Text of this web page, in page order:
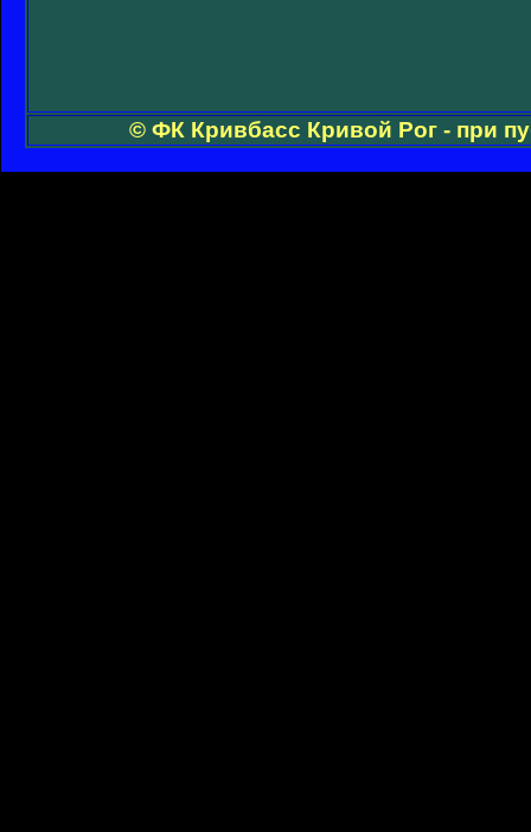
© ФК Кривбасс Кривой Рог - при